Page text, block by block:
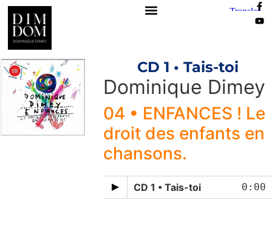
CD 1 • Tais-toi
Dominique Dimey
04 • ENFANCES ! Le
droit des enfants en
chansons.
CD 1 • Tais-toi 0:00